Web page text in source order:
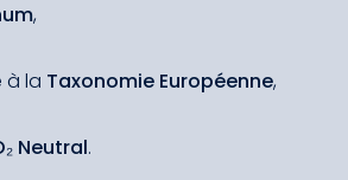
,
à la Taxonomie Européenne,
Neutral.